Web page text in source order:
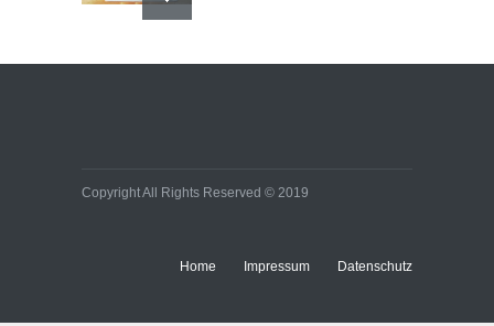
Copyright All Rights Reserved © 2019
Home Impressum Datenschutz